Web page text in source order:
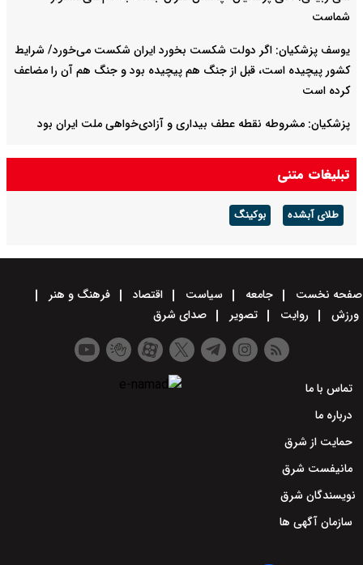
شماست
یوسف پزشکیان: اگر دولت شکست بخورد ایران شکست می‌خورد/ شرایط
کشور پیچیده است، قبل از جنگ هم پیچیده بود و جنگ هم آن را مضاعف‌
کرده است
پزشکیان: مشروطه نقطه عطف بیداری و آزادی‌خواهی ملت ایران بود
امیر دریادار منصور فلاحی درگذشت
تبلیغات متنی
طلای آبشده بوکینگ
صفحه نخست جامعه سیاست اقتصاد
فرهنگ و هنر
ورزش
روایت تصویر صدای شرق
تماس با ما
درباره ما
حمایت از شرق
مانیفست شرق
نویسندگان شرق
سازمان آگهی ها